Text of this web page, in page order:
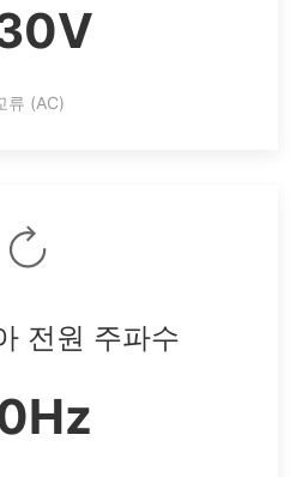
류 (AC)
전원 주파수